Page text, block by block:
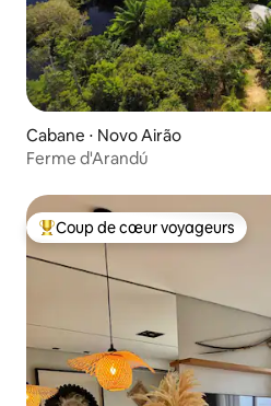
Cabane ⋅ Novo Airão
Ferme d'Arandú
Coups de cœur voyageurs les
Coup de cœur voyageurs